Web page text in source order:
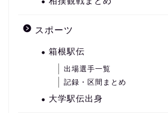
スポーツ
箱根駅伝
出場選手一覧
記録・区間まとめ
大学駅伝出身